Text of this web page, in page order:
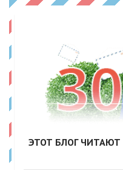
ЭТОТ БЛОГ ЧИТАЮТ